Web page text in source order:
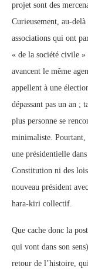
projet sont des
Curieusement, au-
associations qui ont
« de la société civile
avancent le même
appellent à une
dépassant pas un an ;
plus personne se
minimaliste. Pourtant,
une présidentielle
Constitution ni des
nouveau président
hara-kiri collectif.
Que cache donc la
qui vont dans son
retour de l’histoire,